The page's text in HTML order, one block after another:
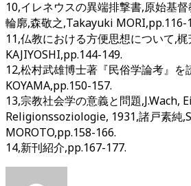
10,イレネウスの異端排撃書,原始基
輪廓,森敬之,Takayuki MORI,pp.116-
11,仏教における方便思想について,
KAJIYOSHI,pp.144-149.
12,松村武雄博士著『民俗学論考』を
KOYAMA,pp.150-157.
13,宗教社会学の意義と問題
Religionssoziologie, 1931,諸戸素純
MOROTO,pp.158-166.
14,新刊紹介,pp.167-177.